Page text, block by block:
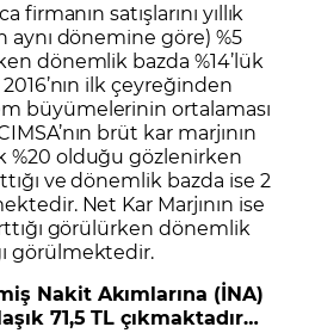
firmanın satışlarını yıllık
aynı dönemine göre) %5
dönemlik bazda %14’lük
2016’nın ilk çeyreğinden
büyümelerinin ortalaması
brüt kar marjının
%20 olduğu gözlenirken
ve dönemlik bazda ise 2
Net Kar Marjının ise
görülürken dönemlik
görülmektedir.
Nakit Akımlarına (İNA)
71,5 TL çıkmaktadır…